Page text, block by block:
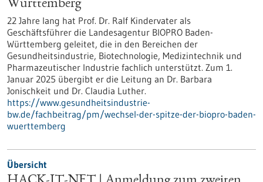
Württemberg
22 Jahre lang hat Prof. Dr. Ralf Kindervater als
Geschäftsführer die Landesagentur BIOPRO Baden-
Württemberg geleitet, die in den Bereichen der
Gesundheitsindustrie, Biotechnologie, Medizintechnik und
Pharmazeutischer Industrie fachlich unterstützt. Zum 1.
Januar 2025 übergibt er die Leitung an Dr. Barbara
Jonischkeit und Dr. Claudia Luther.
https://www.gesundheitsindustrie-
bw.de/fachbeitrag/pm/wechsel-der-spitze-der-biopro-baden-
wuerttemberg
Übersicht